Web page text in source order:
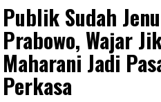
Publik Sudah
Prabowo, Wajar
Maharani Jadi
Perkasa